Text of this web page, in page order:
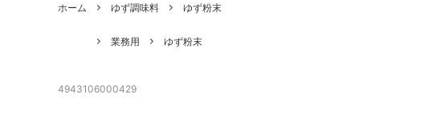
ホーム ゆず調味料 ゆず粉末
業務用 ゆず粉末
4943106000429